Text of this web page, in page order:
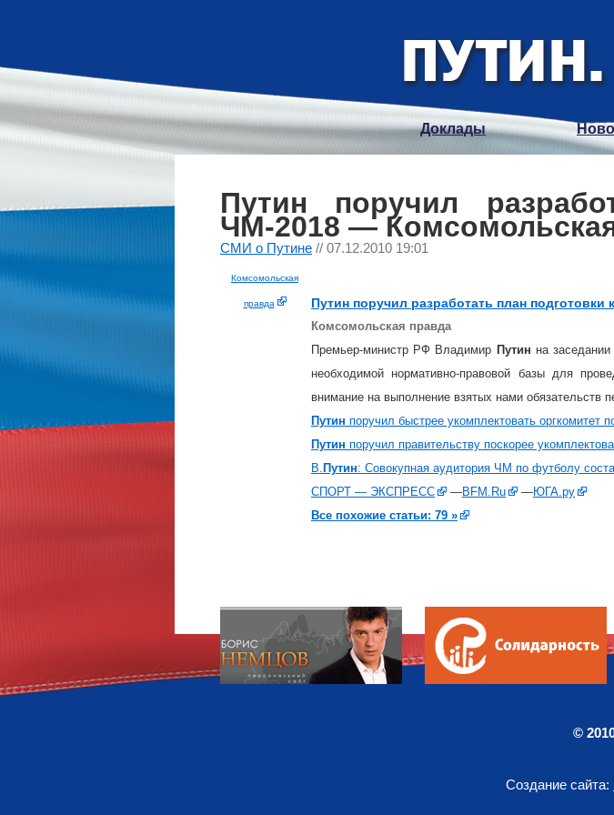
Доклады
Путин поручил
ЧМ-2018 —
СМИ о Путине // 07.12.2010 19:01
Комсомольская
правда Путин поручил разработать план подготовки
Комсомольская правда
Премьер-министр РФ Владимир Путин на
необходимой нормативно-правовой базы для
внимание на выполнение взятых нами
Путин поручил быстрее укомплектовать оргкомитет
Путин поручил правительству поскорее
В. Путин: Совокупная аудитория ЧМ по футболу
СПОРТ — ЭКСПРЕСС
—BFM.Ru —ЮГА.ру
Все похожие статьи: 79 »
©
Создание сайта: